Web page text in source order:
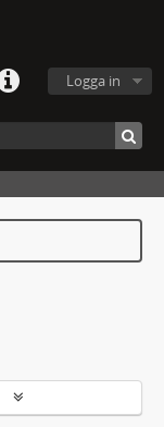
Logga in